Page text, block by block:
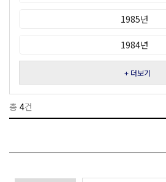
1985년
1984년
+ 더보기
총 4건